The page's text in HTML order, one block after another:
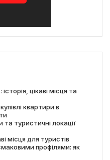
цікаві місця та
квартири в
та туристичні локації
місця для туристів
профілями: як